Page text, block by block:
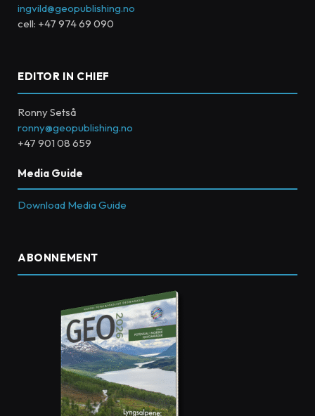
ingvild@geopublishing.no
cell: +47 974 69 090
EDITOR IN CHIEF
Ronny Setså
ronny@geopublishing.no
+47 901 08 659
Media Guide
Download Media Guide
ABONNEMENT